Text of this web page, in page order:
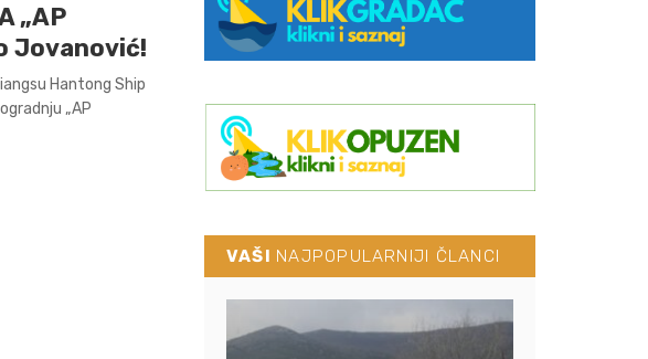
„AP
Jovanović!
Hantong Ship
„AP
VAŠI NAJPOPULARNIJI ČLANCI